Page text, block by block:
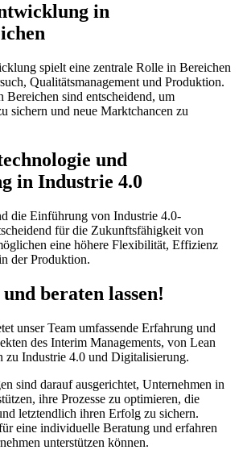
in
spielt eine zentrale Rolle in Bereichen
Qualitätsmanagement und Produktion.
Bereichen sind entscheidend, um
sichern und neue Marktchancen zu
und
in Industrie 4.0
die Einführung von Industrie 4.0-
für die Zukunftsfähigkeit von
eine höhere Flexibilität, Effizienz
der Produktion.
beraten lassen!
unser Team umfassende Erfahrung und
des Interim Managements, von Lean
zu Industrie 4.0 und Digitalisierung.
sind darauf ausgerichtet, Unternehmen in
ihre Prozesse zu optimieren, die
letztendlich ihren Erfolg zu sichern.
eine individuelle Beratung und erfahren
unterstützen können.